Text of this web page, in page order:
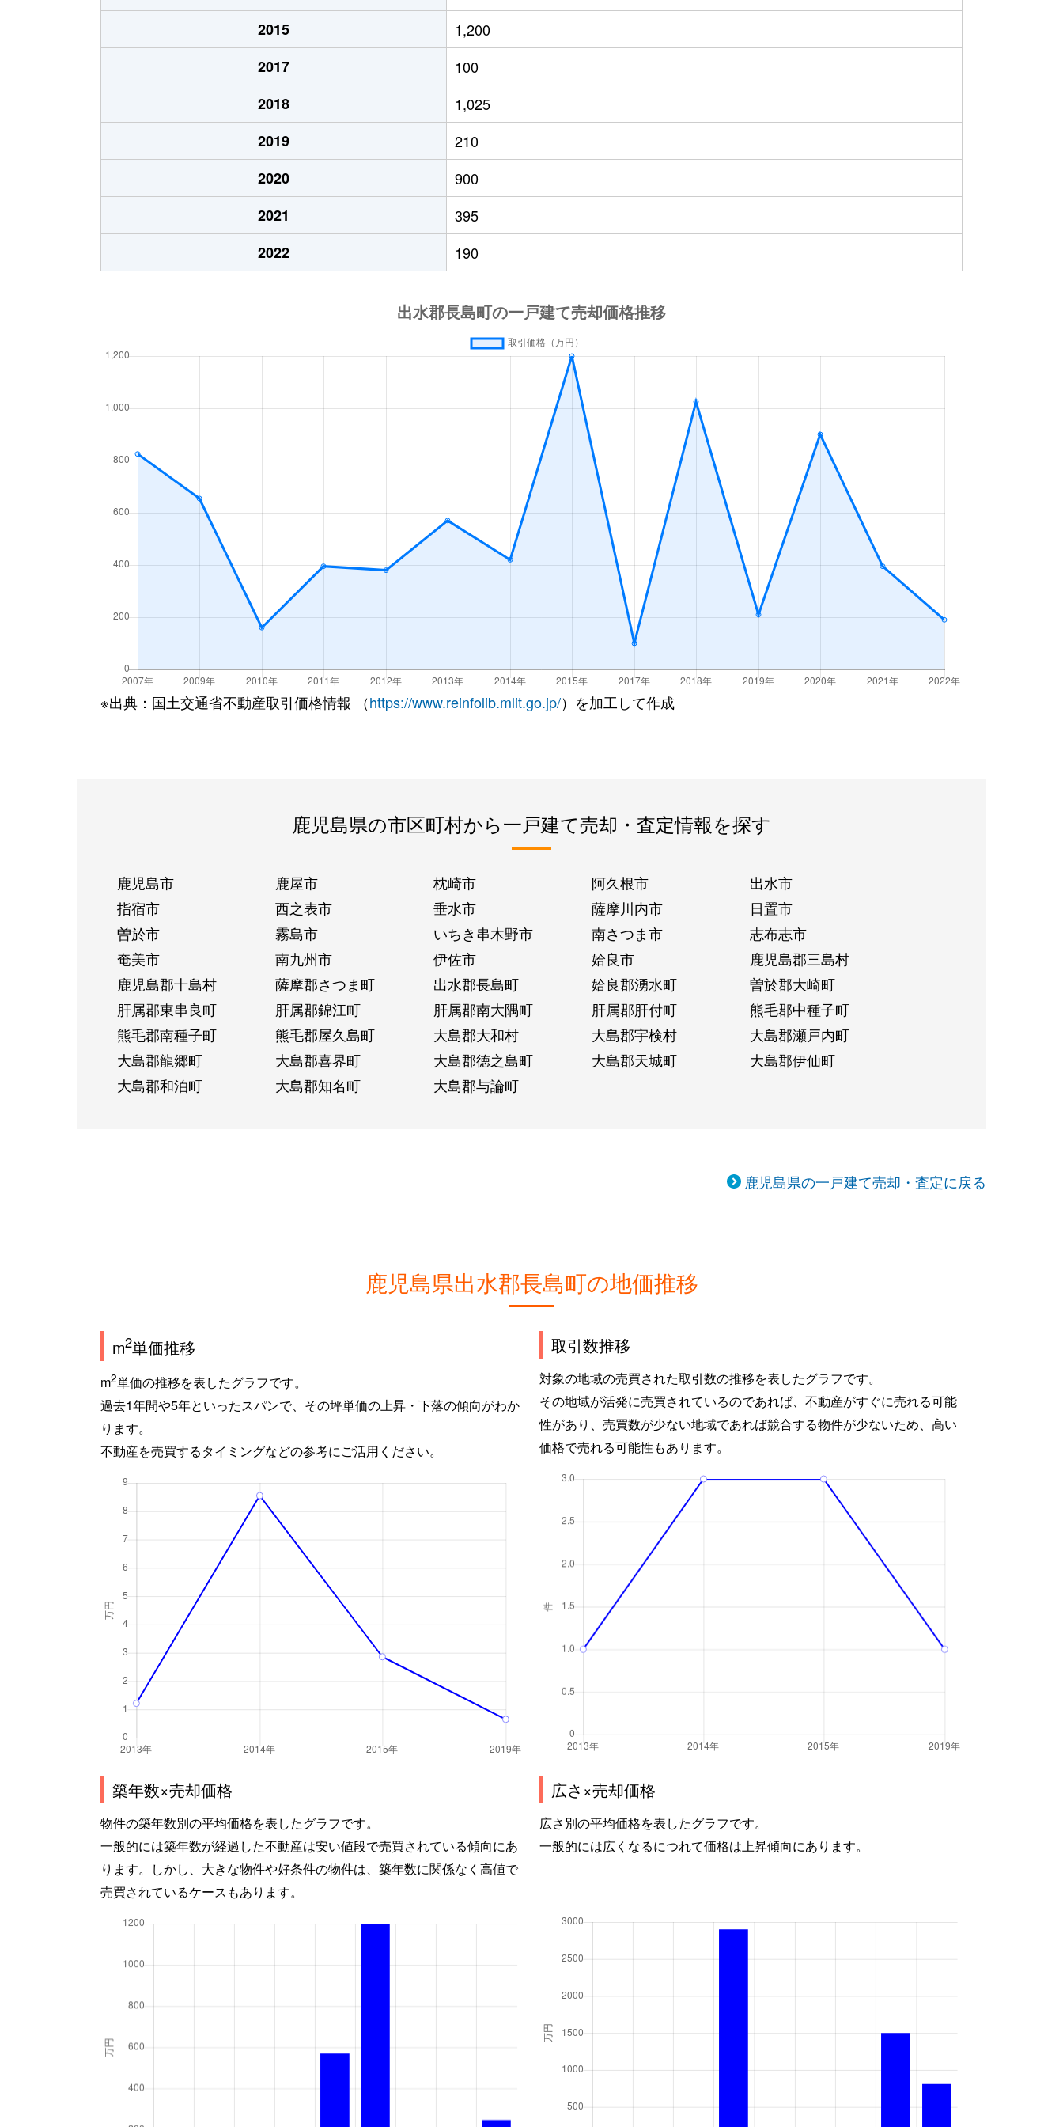
2015
1,200
2017
100
2018
1,025
2019
210
2020
900
2021
395
2022
190
※出典：国土交通省不動産取引価格情報 （https://www.reinfolib.mlit.go.jp/）を加工して作成
鹿児島県の市区町村から一戸建て売却・査定情報を探す
鹿児島市 鹿屋市 枕崎市 阿久根市
出水市
指宿市
西之表市 垂水市 薩摩川内市
日置市
曽於市
霧島市 いちき串木野市 南さつま市
志布志市
奄美市
南九州市 伊佐市 姶良市
鹿児島郡三島村
鹿児島郡十島村
薩摩郡さつま町 出水郡長島町 姶良郡湧水町
曽於郡大崎町
肝属郡東串良町
肝属郡錦江町 肝属郡南大隅町 肝属郡肝付町
熊毛郡中種子町
熊毛郡南種子町
熊毛郡屋久島町 大島郡大和村 大島郡宇検村
大島郡瀬戸内町
大島郡龍郷町
大島郡喜界町 大島郡徳之島町 大島郡天城町
大島郡伊仙町
大島郡和泊町
大島郡知名町 大島郡与論町
鹿児島県の一戸建て売却・査定に戻る
鹿児島県出水郡長島町の地価推移
m2単価推移
m2単価の推移を表したグラフです。
過去1年間や5年といったスパンで、その坪単価の上昇・下落の傾向がわか
ります。
不動産を売買するタイミングなどの参考にご活用ください。
取引数推移
対象の地域の売買された取引数の推移を表したグラフです。
その地域が活発に売買されているのであれば、不動産がすぐに売れる可能
性があり、売買数が少ない地域であれば競合する物件が少ないため、高い
価格で売れる可能性もあります。
築年数×売却価格
物件の築年数別の平均価格を表したグラフです。
一般的には築年数が経過した不動産は安い値段で売買されている傾向にあ
ります。しかし、大きな物件や好条件の物件は、築年数に関係なく高値で
売買されているケースもあります。
広さ×売却価格
広さ別の平均価格を表したグラフです。
一般的には広くなるにつれて価格は上昇傾向にあります。